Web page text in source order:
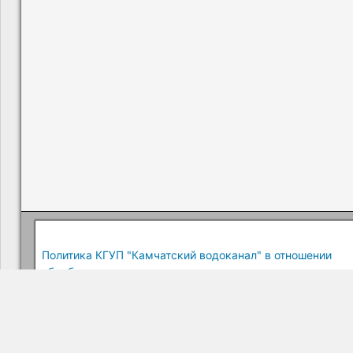
Политика КГУП "Камчатский водоканал" в отношении
обработки персональных данных